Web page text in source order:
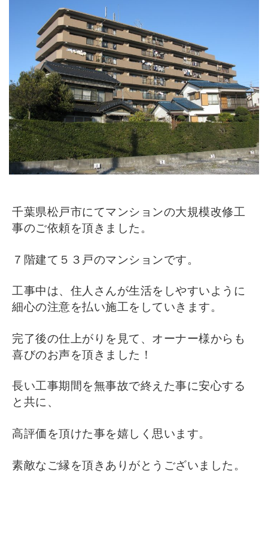
千葉県松戸市にてマンションの大規模改修工
事のご依頼を頂きました。
７階建て５３戸のマンションです。
工事中は、住人さんが生活をしやすいように
細心の注意を払い施工をしていきます。
完了後の仕上がりを見て、オーナー様からも
喜びのお声を頂きました！
長い工事期間を無事故で終えた事に安心する
と共に、
高評価を頂けた事を嬉しく思います。
素敵なご縁を頂きありがとうございました。